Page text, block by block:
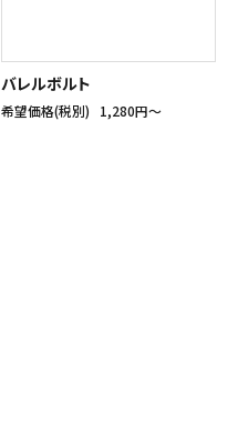
バレルボルト
希望価格(税別) 1,280円〜